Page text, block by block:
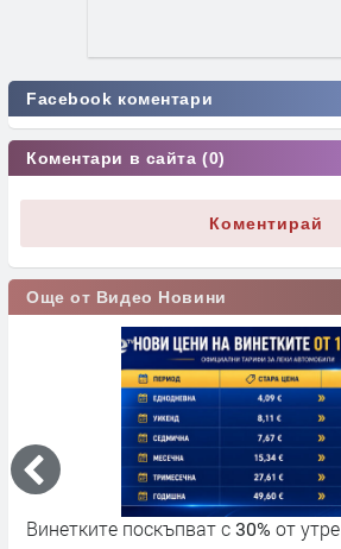
Facebook коментари
Коментари в сайта (0)
Коментирай
Още от Видео Новини
Винетките поскъпват с 30% от утре